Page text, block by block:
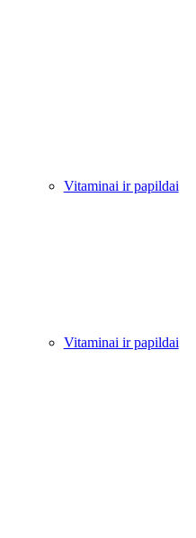
Vitaminai ir papildai
Vitaminai ir papildai